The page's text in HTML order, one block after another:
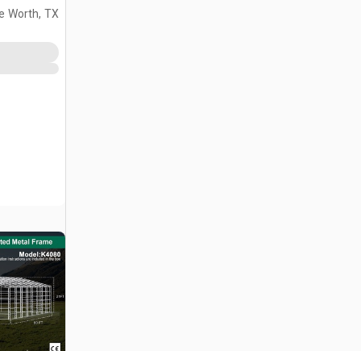
التخزين (Unused)
Worth, TX